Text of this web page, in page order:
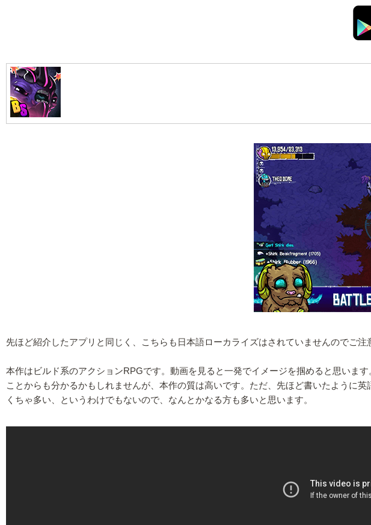
先ほど紹介したアプリと同じく、こちらも日本語ローカライズはされていませんのでご注
本作はビルド系のアクションRPGです。動画を見ると一発でイメージを掴めると思いま
ことからも分かるかもしれませんが、本作の質は高いです。ただ、先ほど書いたように
くちゃ多い、というわけでもないので、なんとかなる方も多いと思います。